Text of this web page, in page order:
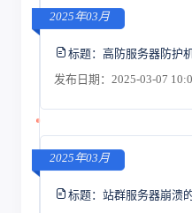
2025年03月
标题： 高防服务器防护
发布日期：2025-03-07
2025年03月
标题： 站群服务器崩溃